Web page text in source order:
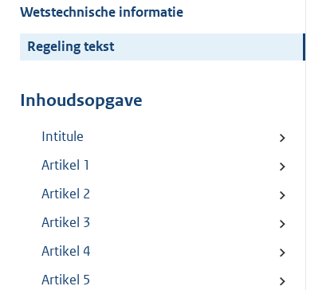
Wetstechnische informatie
Regeling tekst
Inhoudsopgave
Intitule
Artikel 1
Artikel 2
Artikel 3
Artikel 4
Artikel 5